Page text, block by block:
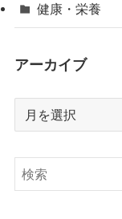
健康・栄養
アーカイブ
イ
ブ